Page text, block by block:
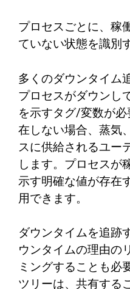
プロセスごとに、稼
ていない状態を識別
多くのダウンタイム
プロセスがダウンし
を示すタグ/変数が
在しない場合、蒸気
スに供給されるユー
します。プロセスが
示す明確な値が存在
用できます。
ダウンタイムを追跡
ウンタイムの理由の
ミングすることも必
ツリーは、共有する